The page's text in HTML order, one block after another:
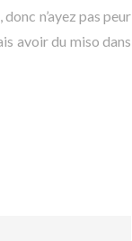
n’ayez pas peur
avoir du miso dans